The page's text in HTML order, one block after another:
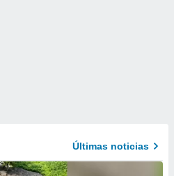
Últimas noticias